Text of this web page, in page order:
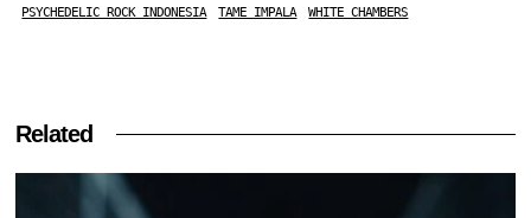
PSYCHEDELIC ROCK INDONESIA
TAME IMPALA WHITE CHAMBERS
Related